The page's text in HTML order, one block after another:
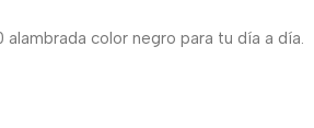
alambrada color negro para tu día a día.